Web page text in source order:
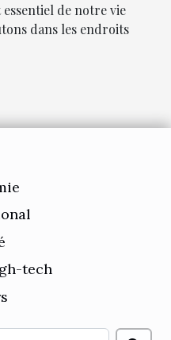
de notre vie
dans les endroits
tech